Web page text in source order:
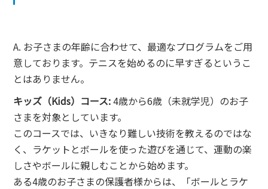
A. お子さまの年齢に合わせて、最適なプログラムをご用
意しております。テニスを始めるのに早すぎるというこ
とはありません。
キッズ（Kids）コース:4歳から6歳（未就学児）のお子
さまを対象としています。
このコースでは、いきなり難しい技術を教えるのではな
く、ラケットとボールを使った遊びを通じて、運動の楽
しさやボールに親しむことから始めます。
ある4歳のお子さまの保護者様からは、「ボールとラケ